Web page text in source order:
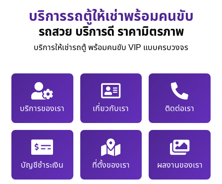
บริการรถตู้ให้เช่าพร้อมคนขับ
รถสวย บริการดี ราคามิตรภาพ
บริการให้เช่ารถตู้ พร้อมคนขับ VIP แบบครบวงจร
บริการของเรา เกี่ยวกับเรา ติดต่อเรา
บัญชีชำระเงิน ที่ตั้งของเรา ผลงานของเรา